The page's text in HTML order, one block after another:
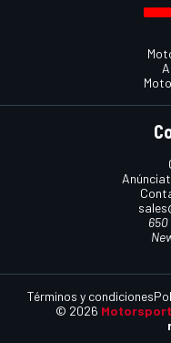
650
© 2026
Términos y condiciones